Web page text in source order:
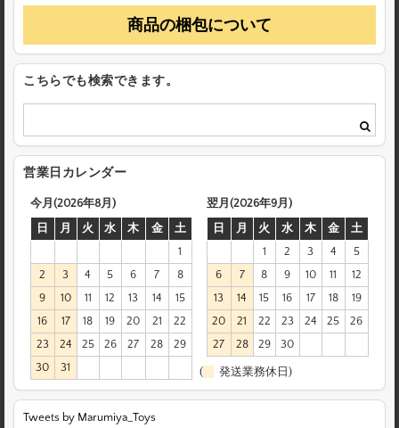
商品の梱包について
こちらでも検索できます。
営業日カレンダー
今月(2026年8月)
日
月 火 水 木 金
土
1
2
3 4 5 6 7
8
9
10 11 12 13 14
15
16
17 18 19 20 21
22
23
24 25 26 27 28
29
30
31
翌月(2026年9月)
日
月 火 水 木 金
土
1
2 3 4
5
6
7 8 9 10 11
12
13
14 15 16 17 18
19
20
21 22 23 24 25
26
27
28 29 30
( 発送業務休日)
Tweets by Marumiya_Toys